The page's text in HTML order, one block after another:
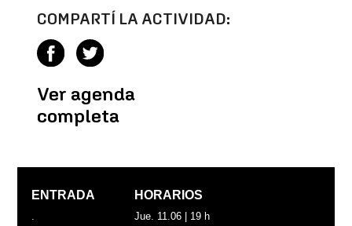
COMPARTÍ LA ACTIVIDAD:
Ver agenda
completa
ENTRADA
.
HORARIOS
Jue. 11.06 | 19 h